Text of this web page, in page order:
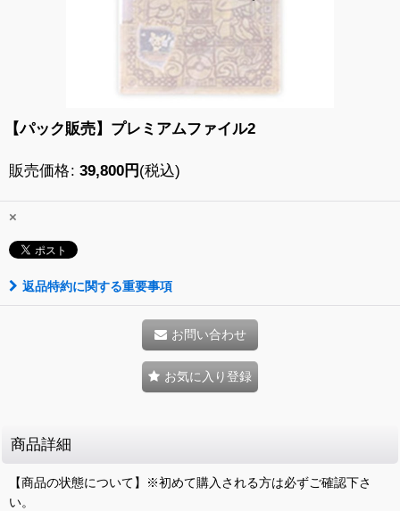
【パック販売】プレミアムファイル2
販売価格: 39,800円 (税込)
×
返品特約に関する重要事項
お問い合わせ
お気に入り登録
商品詳細
【商品の状態について】※初めて購入される方は必ずご確認下さ
い。